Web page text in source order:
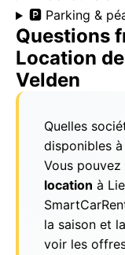
🅿️ Parking &
Questions
Location
Velden
Quelles
disponibles
Vous
location à
la saison et
voir les